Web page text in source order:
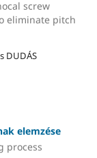
screw
eliminate pitch
DUDÁS
elemzése
process